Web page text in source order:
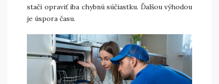
stačí opraviť iba chybnú súčiastku. Ďalšou výhodou
je úspora času.